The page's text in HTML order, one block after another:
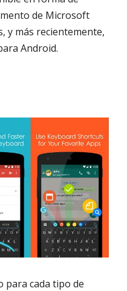
de Microsoft
y más recientemente,
Android.
para cada tipo de